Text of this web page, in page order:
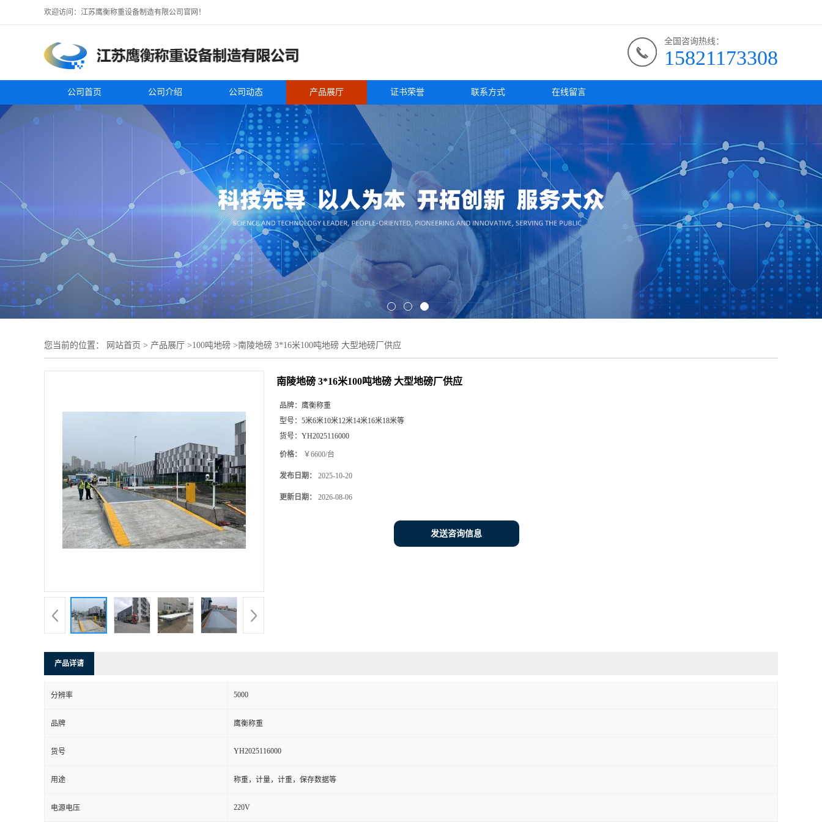
欢迎访问：江苏鹰衡称重设备制造有限公司官网！
全国咨询热线：
15821173308
公司首页 公司介绍 公司动态 产品展厅 证书荣誉 联系方式 在线留言
您当前的位置： 网站首页 > 产品展厅 >100吨地磅 >南陵地磅 3*16米100吨地磅 大型地磅厂供应
南陵地磅 3*16米100吨地磅 大型地磅厂供应
品牌： 鹰衡称重
型号： 5米6米10米12米14米16米18米等
货号： YH2025116000
价格： ￥6600/台
发布日期： 2025-10-20
更新日期： 2026-08-06
发送咨询信息
产品详请
分辨率 5000
品牌 鹰衡称重
货号 YH2025116000
用途 称重，计量，计重，保存数据等
电源电压 220V